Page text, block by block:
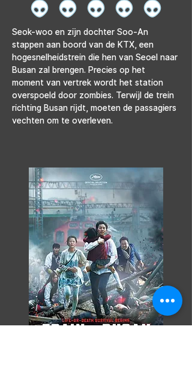
Seok-woo en zijn dochter Soo-An
stappen aan boord van de KTX, een
hogesnelheidstrein die hen van Seoel naar
Busan zal brengen. Precies op het
moment van vertrek wordt het station
overspoeld door zombies. Terwijl de trein
richting Busan rijdt, moeten de passagiers
vechten om te overleven.